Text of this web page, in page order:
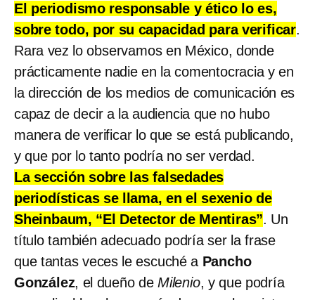
El periodismo responsable y ético lo es,
sobre todo, por su capacidad para verificar.
Rara vez lo observamos en México, donde
prácticamente nadie en la comentocracia y en
la dirección de los medios de comunicación es
capaz de decir a la audiencia que no hubo
manera de verificar lo que se está publicando,
y que por lo tanto podría no ser verdad.
La sección sobre las falsedades
periodísticas se llama, en el sexenio de
Sheinbaum, “El Detector de Mentiras”. Un
título también adecuado podría ser la frase
que tantas veces le escuché a Pancho
González, el dueño deMilenio, y que podría